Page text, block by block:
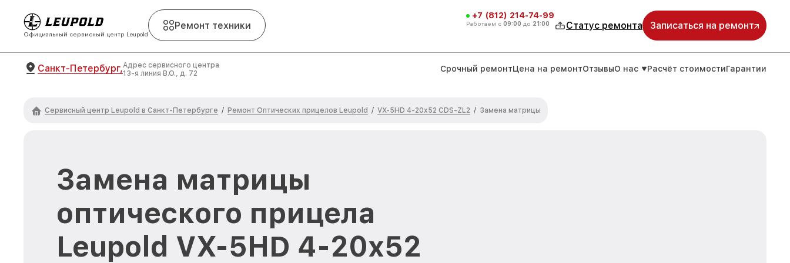
Официальный сервисный центр Leupold
Ремонт техники
+7 (812) 214-74-99
Работаем с 09:00 до 21:00 Статус ремонта Записаться на ремонт
Санкт-Петербург,Адрес сервисного центра
13-я линия В.О., д. 72
Срочный ремонтЦена на ремонтОтзывыО нас Расчёт стоимостиГарантии
Сервисный центр Leupold в Санкт-Петербурге / Ремонт Оптических прицелов Leupold / VX-5HD 4-20x52 CDS-ZL2 / Замена матрицы
Замена матрицы
оптического прицела
Leupold VX-5HD 4-20x52